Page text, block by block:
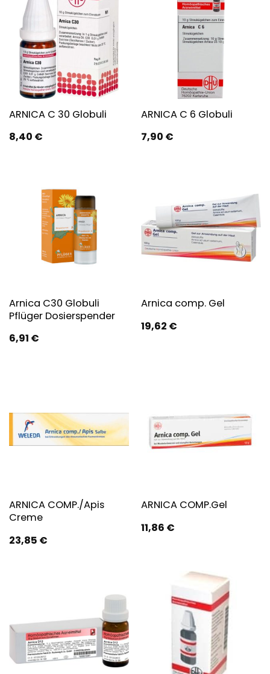
ARNICA C 30 Globuli
8,40 €
ARNICA C 6 Globuli
7,90 €
Arnica C30 Globuli
Pflüger Dosierspender
6,91 €
Arnica comp. Gel
19,62 €
ARNICA COMP./Apis
Creme
23,85 €
ARNICA COMP.Gel
11,86 €